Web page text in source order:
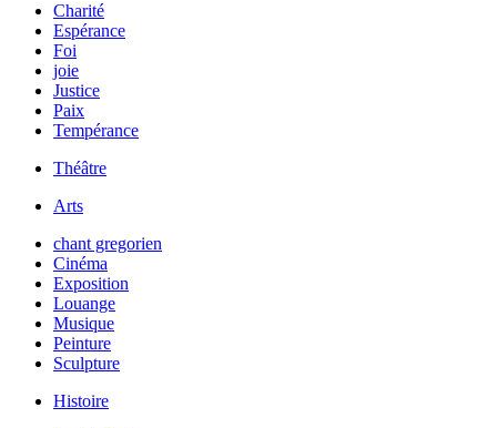
Charité
Espérance
Foi
joie
Justice
Paix
Tempérance
Théâtre
Arts
chant gregorien
Cinéma
Exposition
Louange
Musique
Peinture
Sculpture
Histoire